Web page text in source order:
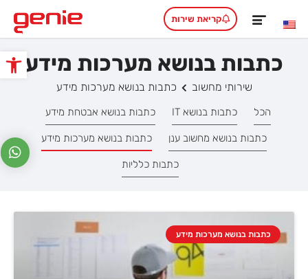
פתח
קריאת שירות
כתבות בנושא מערכות מידע
שירותי מחשוב כתבות בנושא מערכות מידע
הכל כתבות בנושא IT כתבות בנושא אבטחת מידע
כתבות בנושא מחשוב ענן כתבות בנושא מערכות מידע
כתבות כלליות
כתבות בנושא מערכות מידע